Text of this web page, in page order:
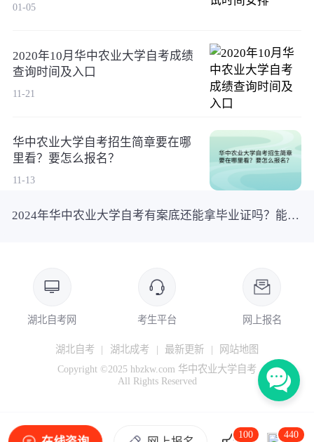
01-05
2020年10月华中农业大学自考成绩
查询时间及入口
11-21
华中农业大学自考招生简章要在哪
里看？要怎么报名？
11-13
2024年华中农业大学自考有案底还能拿毕业证吗？能邮寄到门口吗？
湖北自考网 考生平台 网上报名
湖北自考 | 湖北成考 | 最新更新 |
网站地图
Copyright ©2025 hbzkw.com 华中农业大学自考
All Rights Reserved
100 440